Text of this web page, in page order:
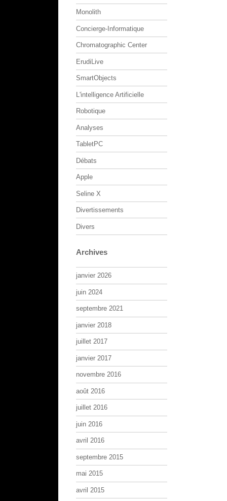
Monolith
Concierge-Informatique
Chromatographic Center
ErudiLive
SmartObjects
L'intelligence Artificielle
Robotique
Analyses
TabletPC
Débats
Apple
Seline X
Divertissements
Divers
Archives
janvier 2026
juin 2024
septembre 2021
janvier 2018
juillet 2017
janvier 2017
novembre 2016
août 2016
juillet 2016
juin 2016
avril 2016
septembre 2015
mai 2015
avril 2015